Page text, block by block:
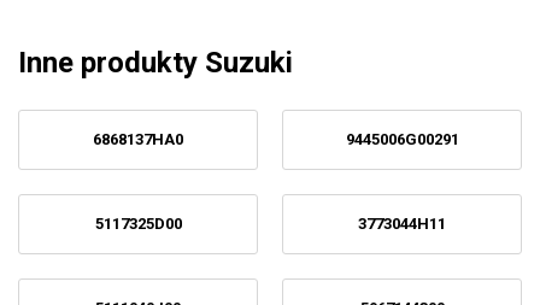
Inne produkty Suzuki
6868137HA0 9445006G00291
5117325D00 3773044H11